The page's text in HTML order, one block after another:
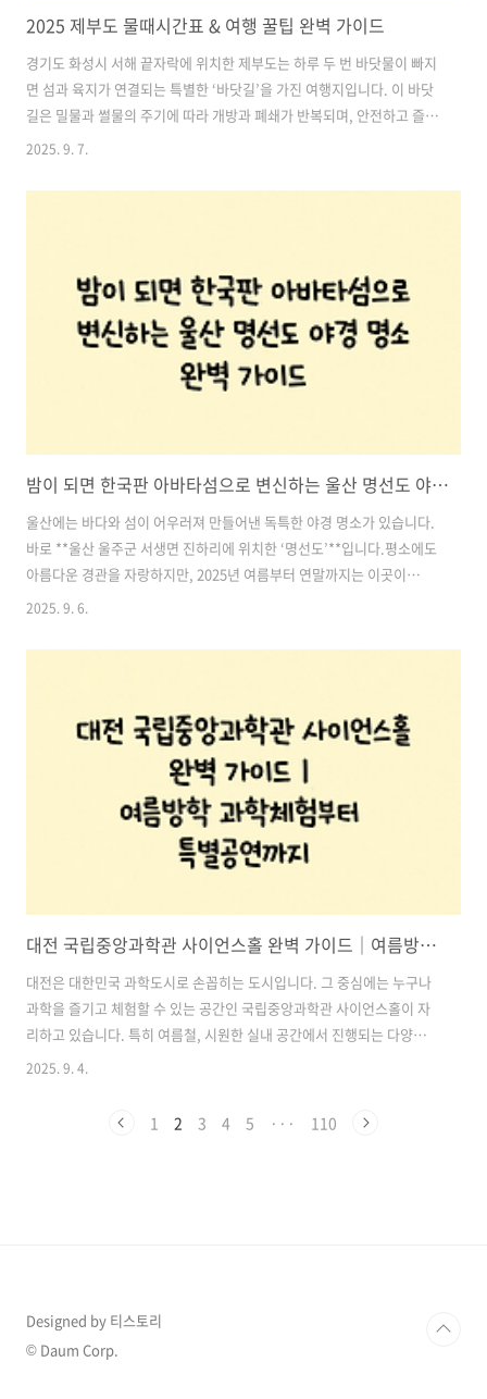
2025 제부도 물때시간표 & 여행 꿀팁 완벽 가이드
경기도 화성시 서해 끝자락에 위치한 제부도는 하루 두 번 바닷물이 빠지
면 섬과 육지가 연결되는 특별한 ‘바닷길’을 가진 여행지입니다. 이 바닷
길은 밀물과 썰물의 주기에 따라 개방과 폐쇄가 반복되며, 안전하고 즐거
운 여행을 위해서는 물때시간표를 반드시 확인해야 합니다.특히 2025년
아니라 사진 촬영, 갯벌 체험, 드라이브, 케이블카까지 함께 즐길 수 있는
차 꿀팁까지 한 번에 정리해 드립니다. 목차1. 제부도 물때시간표란? 2.
2025 제부도 방문 타이밍 꿀팁 3. 바닷길 + 서해랑 ..
2025. 9. 7.
밤이 되면 한국판 아바타섬으로 변신하는 울산 명선도 야경 명소 완벽 가이드
울산에는 바다와 섬이 어우러져 만들어낸 독특한 야경 명소가 있습니다.
바로 **울산 울주군 서생면 진하리에 위치한 ‘명선도’**입니다.평소에도
아름다운 경관을 자랑하지만, 2025년 여름부터 연말까지는 이곳이
**‘한국판 아바타섬’**으로 변신합니다. 밤이 되면 환상적인 조명과 미
한 경험을 선사하죠.‘용암이 흐르는 나무’, ‘헤엄치는 고래’, ‘빛의 숲’ 등
인트, 교통·주차 안내까지 한 번에 정리해드리겠습니다. 목차1. 울산 명
선도, 어디에 위치할까? 2. 2025 명선도 야간조명 운영 일..
2025. 9. 6.
대전 국립중앙과학관 사이언스홀 완벽 가이드｜여름방학 과학체험부터 특별공연까지
대전은 대한민국 과학도시로 손꼽히는 도시입니다. 그 중심에는 누구나
과학을 즐기고 체험할 수 있는 공간인 국립중앙과학관 사이언스홀이 자
리하고 있습니다. 특히 여름철, 시원한 실내 공간에서 진행되는 다양한
과학 프로그램과 문화공연은 가족 단위 방문객에게 인기를 끌고 있는데
계절별 전시, 관람 팁까지 총망라하여 소개합니다. 여름방학을 알차게 보
2025. 9. 4.
1 2 3 4 5 ··· 110
Designed by 티스토리
© Daum Corp.